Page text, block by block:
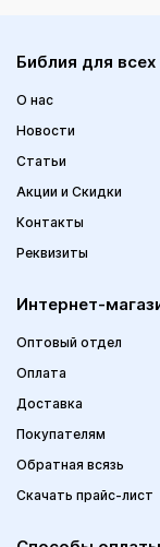
Библия для всех
О нас
Новости
Статьи
Акции и Скидки
Контакты
Реквизиты
Интернет-
Оптовый отдел
Оплата
Доставка
Покупателям
Обратная всязь
Скачать прайс-лист